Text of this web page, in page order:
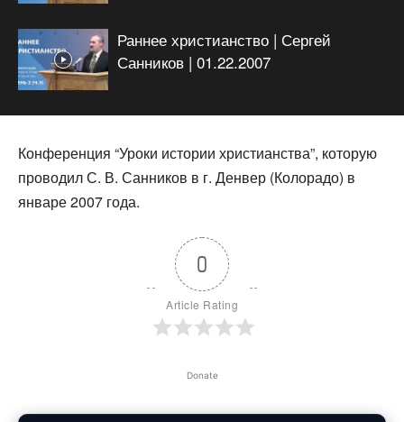
Раннее христианство | Сергей
Санников | 01.22.2007
Конференция “Уроки истории христианства”, которую
проводил С. В. Санников в г. Денвер (Колорадо) в
январе 2007 года.
0
Article Rating
Donate